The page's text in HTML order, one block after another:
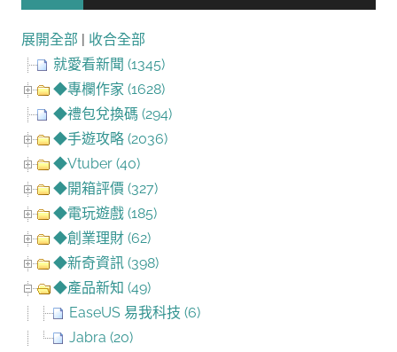
展開全部 | 收合全部
就愛看新聞 (1345)
◆專欄作家 (1628)
◆禮包兌換碼 (294)
◆手遊攻略 (2036)
◆Vtuber (40)
◆開箱評價 (327)
◆電玩遊戲 (185)
◆創業理財 (62)
◆新奇資訊 (398)
◆產品新知 (49)
EaseUS 易我科技 (6)
Jabra (20)